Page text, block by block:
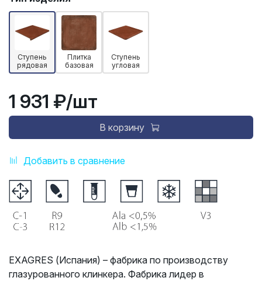
Добавить в сравнение
Ступень
рядовая
Плитка
базовая
Ступень
угловая
1 931 ₽/шт
В корзину
EXAGRES (Испания) – фабрика по производству
глазурованного клинкера. Фабрика лидер в